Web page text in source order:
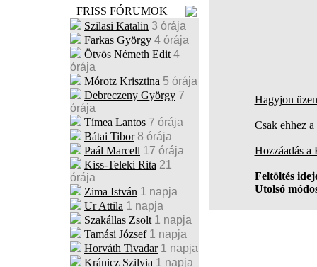
FRISS FÓRUMOK
Szilasi Katalin 3 órája
Farkas György 4 órája
Ötvös Németh Edit 4
órája
Mórotz Krisztina 5 órája
Debreczeny György 7
órája
Tímea Lantos 7 órája
Bátai Tibor 8 órája
Paál Marcell 17 órája
Kiss-Teleki Rita 21
órája
Zima István 1 napja
Ur Attila 1 napja
Szakállas Zsolt 1 napja
Tamási József 1 napja
Horváth Tivadar 1 napja
Kránicz Szilvia 1 napja
Hagyjon
Csak ehhez
Hozzáadás
Feltöltés
Utolsó